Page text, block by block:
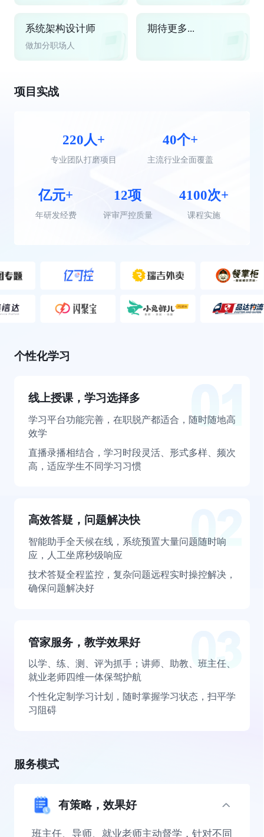
系统架构设计师
做加分职场人
期待更多...
项目实战
220人+
专业团队打磨项目
40个+
主流行业全面覆盖
亿元+
年研发经费
12项
评审严控质量
4100次+
课程实施
个性化学习
线上授课，学习选择多
学习平台功能完善，在职脱产都适合，随时随地高
效学
直播录播相结合，学习时段灵活、形式多样、频次
高，适应学生不同学习习惯
高效答疑，问题解决快
智能助手全天候在线，系统预置大量问题随时响
应，人工坐席秒级响应
技术答疑全程监控，复杂问题远程实时操控解决，
确保问题解决好
管家服务，教学效果好
以学、练、测、评为抓手；讲师、助教、班主任、
就业老师四维一体保驾护航
个性化定制学习计划，随时掌握学习状态，扫平学
习阻碍
服务模式
有策略，效果好
班主任、导师、就业老师主动督学，针对不同